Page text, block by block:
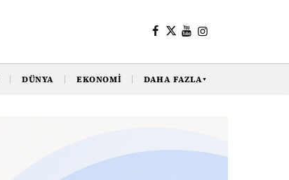
DÜNYA EKONOMI DAHA FAZLA▼